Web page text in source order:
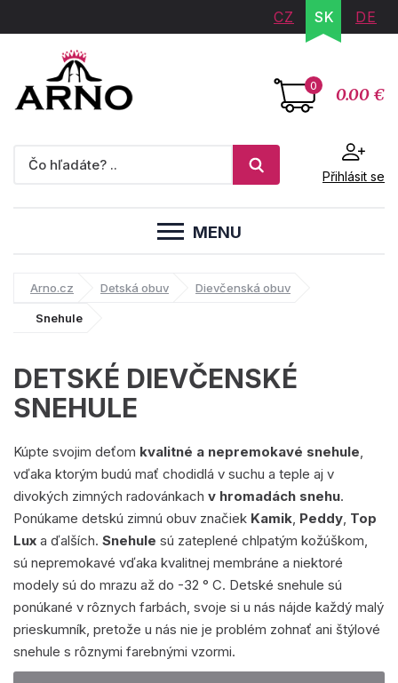
CZ SK DE
0 0.00 €
Přihlásit se
MENU
Arno.cz Detská obuv Dievčenská obuv
Snehule
DETSKÉ DIEVČENSKÉ
SNEHULE
Kúpte svojim deťom kvalitné a nepremokavé snehule,
vďaka ktorým budú mať chodidlá v suchu a teple aj v
divokých zimných radovánkach v hromadách snehu.
Ponúkame detskú zimnú obuv značiek Kamik, Peddy, Top
Lux a ďalších. Snehule sú zateplené chlpatým kožúškom,
sú nepremokavé vďaka kvalitnej membráne a niektoré
modely sú do mrazu až do -32 ° C. Detské snehule sú
ponúkané v rôznych farbách, svoje si u nás nájde každý malý
prieskumník, pretože u nás nie je problém zohnať ani štýlové
snehule s rôznymi farebnými vzormi.